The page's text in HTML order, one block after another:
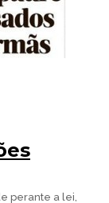
perante a lei,